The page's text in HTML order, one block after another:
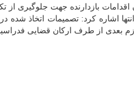
اقدامات بازدارنده جهت جلوگیری
اشاره كرد: تصمیمات اتخاذ
بعدی از طرف اركان قضایی